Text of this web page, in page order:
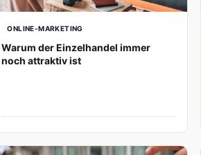
ONLINE-MARKETING
Warum der Einzelhandel immer
noch attraktiv ist